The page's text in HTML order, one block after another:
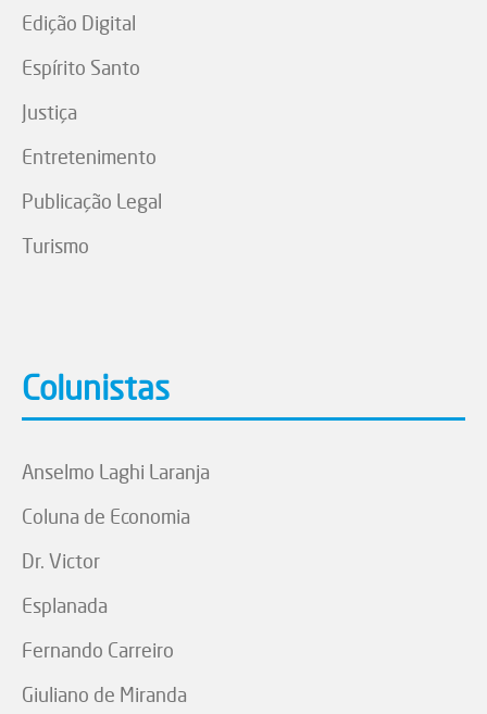
Edição Digital
Espírito Santo
Justiça
Entretenimento
Publicação Legal
Turismo
Colunistas
Anselmo Laghi Laranja
Coluna de Economia
Dr. Victor
Esplanada
Fernando Carreiro
Giuliano de Miranda